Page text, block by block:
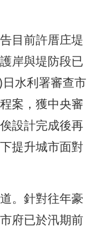
目前許厝庄堤
岸與堤防段已
水利署審查市
案，獲中央審
設計完成後再
提升城市面對
。針對往年豪
府已於汛期前